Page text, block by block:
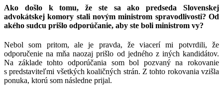
Ako došlo k tomu, že ste sa ako predseda Slovenskej
advokátskej komory stali novým ministrom spravodlivosti? Od
akého sudcu prišlo odporúčanie, aby ste boli ministrom vy?
Nebol som pritom, ale je pravda, že viacerí mi potvrdili, že
odporučenie na mňa naozaj prišlo od jedného z iných kandidátov.
Na základe tohto odporúčania som bol pozvaný na rokovanie
s predstaviteľmi všetkých koaličných strán. Z tohto rokovania vzišla
ponuka, ktorú som následne prijal.